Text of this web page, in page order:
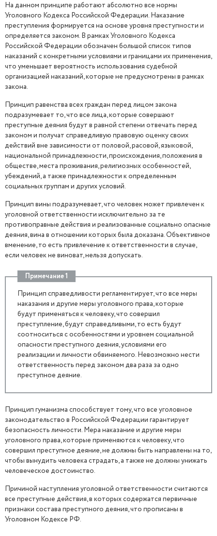
На данном принципе работают абсолютно все нормы
Уголовного Кодекса Российской Федерации. Наказание
преступления формируется на основе уровня преступности и
определяется законом. В рамках Уголовного Кодекса
Российской Федерации обозначен большой список типов
наказаний с конкретными условиями и границами их применения,
что уменьшает вероятность использования судебной
организацией наказаний, которые не предусмотрены в рамках
закона.
Принцип равенства всех граждан перед лицом закона
подразумевает то, что все лица, которые совершают
преступные деяния будут в равной степени отвечать перед
законом и получат справедливую правовую оценку своих
действий вне зависимости от половой, расовой, языковой,
национальной принадлежности, происхождения, положения в
обществе, места проживания, религиозных особенностей,
убеждений, а также принадлежности к определенным
социальных группам и других условий.
Принцип вины подразумевает, что человек может привлечен к
уголовной ответственности исключительно за те
противоправные действия и реализованные социально опасные
деяния, вина в отношении которых была доказана. Объективное
вменение, то есть привлечение к ответственности в случае,
если человек не виноват, нельзя допускать.
Примечание 1
Принцип справедливости регламентирует, что все меры
наказания и другие меры уголовного права, которые
будут применяться к человеку, что совершил
преступление, будут справедливыми, то есть будут
соотноситься с особенностями и уровнем социальной
опасности преступного деяния, условиями его
реализации и личности обвиняемого. Невозможно нести
ответственность перед законом два раза за одно
преступное деяние.
Принцип гуманизма способствует тому, что все уголовное
законодательство в Российской Федерации гарантирует
безопасность личности. Мера наказание и другие меры
уголовного права, которые применяются к человеку, что
совершил преступное деяние, не должны быть направлены на то,
чтобы вынудить человека страдать, а также не должны унижать
человеческое достоинство.
Причиной наступления уголовной ответственности считаются
все преступные действия, в которых содержатся первичные
признаки состава преступного деяния, что прописаны в
Уголовном Кодексе РФ.